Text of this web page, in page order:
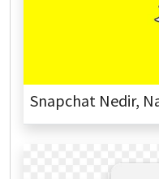
Snapchat Nedir,